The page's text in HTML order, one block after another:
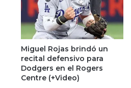
Miguel Rojas brindó un
recital defensivo para
Dodgers en el Rogers
Centre (+Video)